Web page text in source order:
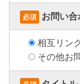
必須 お問い
相互リン
その他お